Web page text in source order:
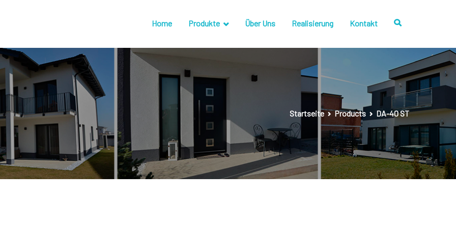
Home Produkte Über Uns Realisierung Kontakt
Startseite Products DA-40 ST